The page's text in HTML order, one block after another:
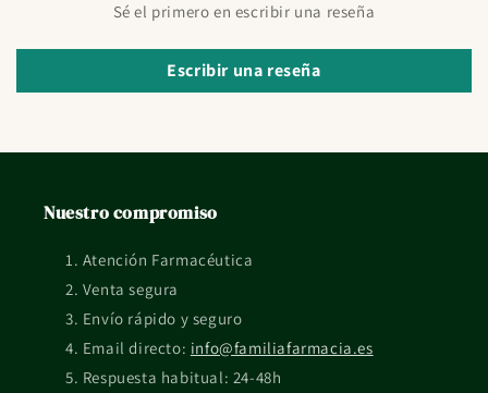
¿Para qué tipo de rutina está pensado IVB Wellness Lab
Magnesio Total 60 caps?
Está orientado a una rutina de cuidado cotidiano dentro de
Conviene revisar el formato exacto en la ficha y el
Si tienes una situación concreta, embarazo, lactancia, piel
reactiva o tratamiento en curso, mejor consultarlo con un
profesional sanitario.
Sé el primero en escribir una reseña
Escribir una reseña
Nuestro compromiso
Atención Farmacéutica
Venta segura
Envío rápido y seguro
Email directo: info@familiafarmacia.es
Respuesta habitual: 24-48h